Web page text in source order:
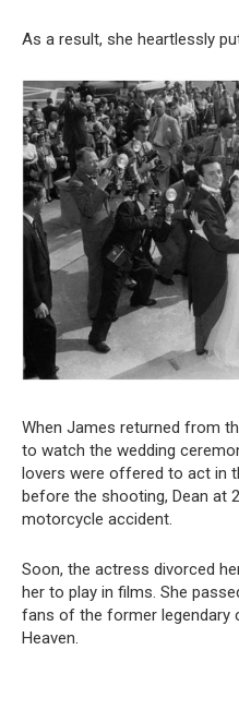
As a result, she heartlessly
When James returned from
to watch the wedding
lovers were offered to act in
before the shooting, Dean at
motorcycle accident.
Soon, the actress divorced
her to play in films. She
fans of the former legendary
Heaven.